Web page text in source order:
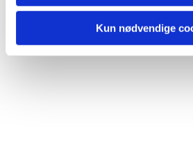
Kun nødvendige